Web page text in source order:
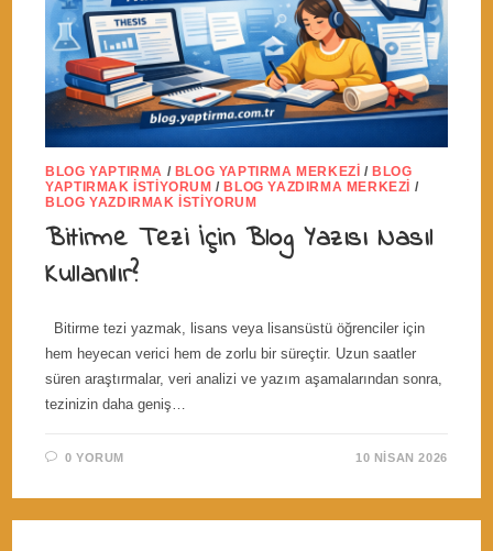
BLOG YAPTIRMA / BLOG YAPTIRMA MERKEZI / BLOG
YAPTIRMAK İSTIYORUM / BLOG YAZDIRMA MERKEZI /
BLOG YAZDIRMAK İSTIYORUM
Bitirme Tezi İçin Blog Yazısı Nasıl
Kullanılır?
Bitirme tezi yazmak, lisans veya lisansüstü öğrenciler için
hem heyecan verici hem de zorlu bir süreçtir. Uzun saatler
süren araştırmalar, veri analizi ve yazım aşamalarından sonra,
tezinizin daha geniş…
0 YORUM 10 NISAN 2026